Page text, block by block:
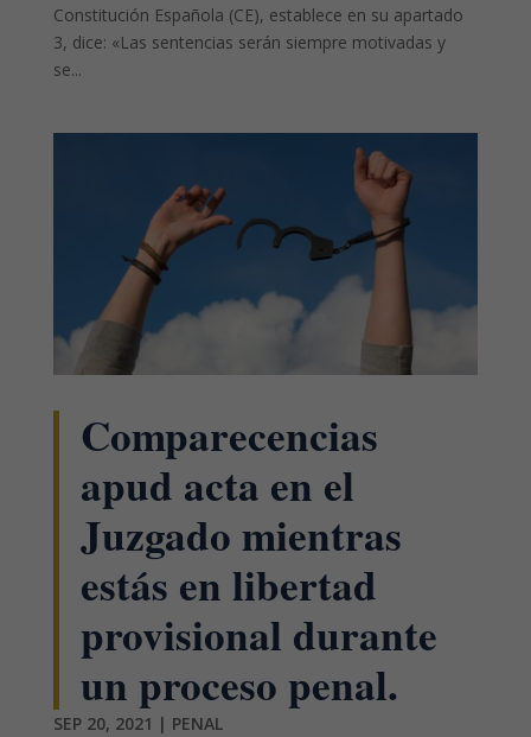
Constitución Española (CE), establece en su apartado
3, dice: «Las sentencias serán siempre motivadas y
se...
Comparecencias
apud acta en el
Juzgado mientras
estás en libertad
provisional durante
un proceso penal.
SEP 20, 2021 | PENAL